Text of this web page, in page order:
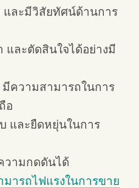
และมีวิสัยทัศน์ด้านการ
ละตัดสินใจได้อย่างมี
ความสามารถในการ
อ
และยืดหยุ่นในการ
วามกดดันได้
ารถไฟแรงในการขาย